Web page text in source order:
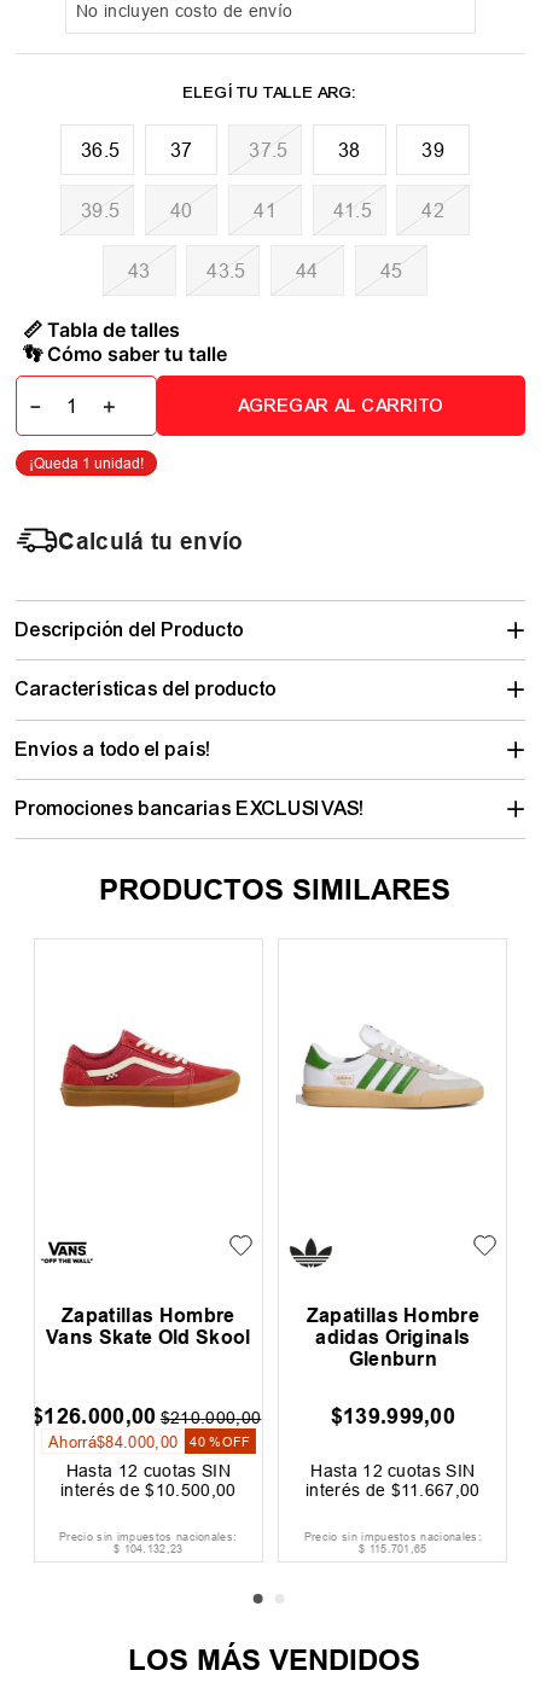
No incluyen costo de envío
36.5 37 37.5 38 39
39.5 40 41 41.5 42
43 43.5 44 45
📏 Tabla de talles
👣 Cómo saber tu talle
＋
－ AGREGAR AL CARRITO
Calculá tu envío
Descripción del Producto
Características del producto
Envíos a todo el país!
Promociones bancarias EXCLUSIVAS!
PRODUCTOS SIMILARES
Zapatillas Hombre
Vans Skate Old Skool
$126.000,00 $210.000,00
Ahorrá$84.000 00 40 %OFF
Hasta 12 cuotas SIN
interés de$10 500 00
Precio sin impuestos nacionales:
$ 104. 132,23
Zapatillas Hombre
adidas Originals
Glenburn
$139.999,00
Hasta 12 cuotas SIN
interés de $11 667 00
Precio sin impuestos nacionales:
$ 115.701,65
LOS MÁS VENDIDOS